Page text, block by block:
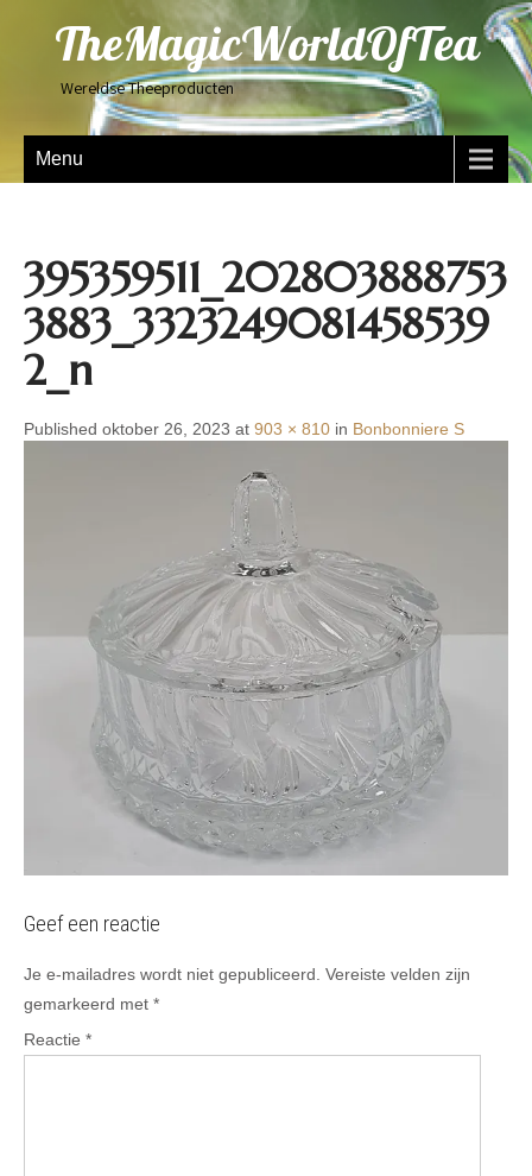
TheMagicWorldOfTea
Wereldse Theeproducten
Menu
395359511_202803888753
3883_3323249081458539
2_n
Published oktober 26, 2023 at 903 × 810 in Bonbonniere S
Geef een reactie
Je e-mailadres wordt niet gepubliceerd. Vereiste velden zijn
gemarkeerd met *
Reactie *